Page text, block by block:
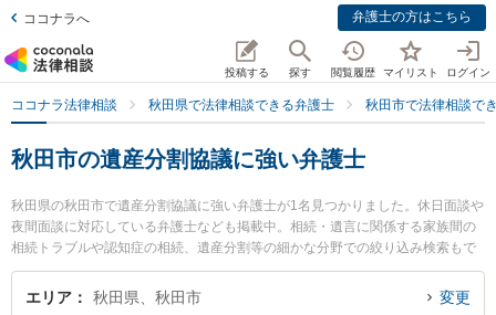
ココナラへ 弁護士の方はこちら
投稿する 探す 閲覧履歴 マイリスト ログイン
ココナラ法律相談 秋田県で法律相談できる弁護士 秋田市で法律相談で
秋田市の遺産分割協議に強い弁護士
秋田県の秋田市で遺産分割協議に強い弁護士が1名見つかりました。休日面談や
夜間面談に対応している弁護士なども掲載中。相続・遺言に関係する家族間の
相続トラブルや認知症の相続、遺産分割等の細かな分野での絞り込み検索もで
き便利です。特に田中法律事務所の田中 伸顕弁護士のプロフィール情報や弁護
士費用、強みなどが注目されています。『秋田市で土日や夜間に発生した遺産
エリア 秋田県、秋田市 変更